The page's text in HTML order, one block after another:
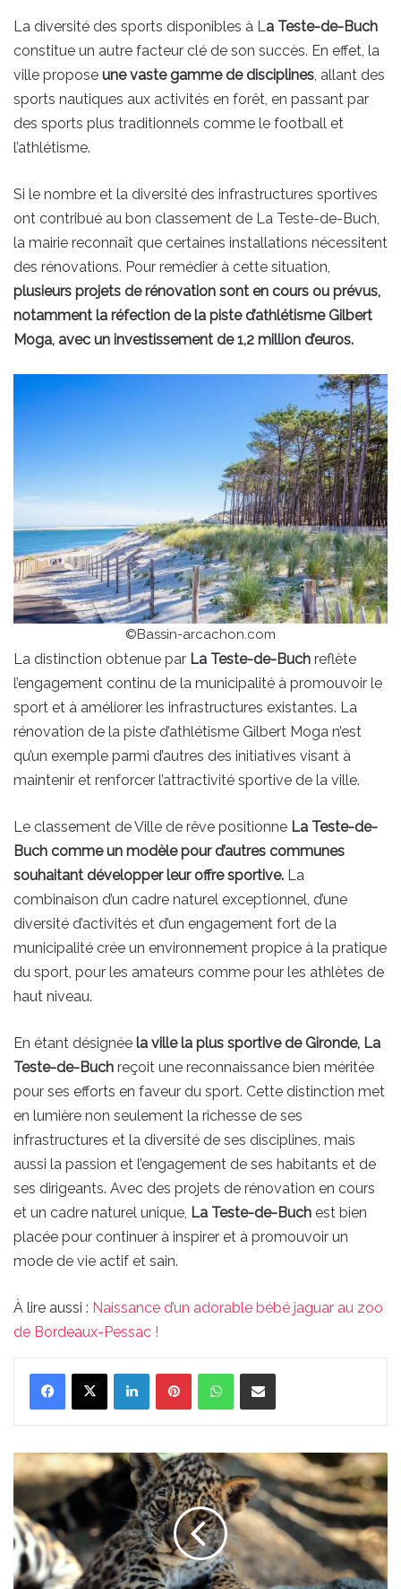
La diversité des sports disponibles à La Teste-de-Buch
constitue un autre facteur clé de son succès. En effet, la
ville propose une vaste gamme de disciplines, allant des
sports nautiques aux activités en forêt, en passant par
des sports plus traditionnels comme le football et
l’athlétisme.
Si le nombre et la diversité des infrastructures sportives
ont contribué au bon classement de La Teste-de-Buch,
la mairie reconnaît que certaines installations nécessitent
des rénovations. Pour remédier à cette situation,
plusieurs projets de rénovation sont en cours ou prévus,
notamment la réfection de la piste d’athlétisme Gilbert
Moga, avec un investissement de 1,2 million d’euros.
©Bassin-arcachon.com
La distinction obtenue par La Teste-de-Buch reflète
l’engagement continu de la municipalité à promouvoir le
sport et à améliorer les infrastructures existantes. La
rénovation de la piste d’athlétisme Gilbert Moga n’est
qu’un exemple parmi d’autres des initiatives visant à
maintenir et renforcer l’attractivité sportive de la ville.
Le classement de Ville de rêve positionne La Teste-de-
Buch comme un modèle pour d’autres communes
souhaitant développer leur offre sportive. La
combinaison d’un cadre naturel exceptionnel, d’une
diversité d’activités et d’un engagement fort de la
municipalité crée un environnement propice à la pratique
du sport, pour les amateurs comme pour les athlètes de
haut niveau.
En étant désignée la ville la plus sportive de Gironde, La
Teste-de-Buch reçoit une reconnaissance bien méritée
pour ses efforts en faveur du sport. Cette distinction met
en lumière non seulement la richesse de ses
infrastructures et la diversité de ses disciplines, mais
aussi la passion et l’engagement de ses habitants et de
ses dirigeants. Avec des projets de rénovation en cours
et un cadre naturel unique, La Teste-de-Buch est bien
placée pour continuer à inspirer et à promouvoir un
mode de vie actif et sain.
À lire aussi : Naissance d’un adorable bébé jaguar au zoo
de Bordeaux-Pessac !
LinkedinPinterestWhatsAppPartager par email
Naissance
d'un
adorable
bébé
jaguar
au
zoo